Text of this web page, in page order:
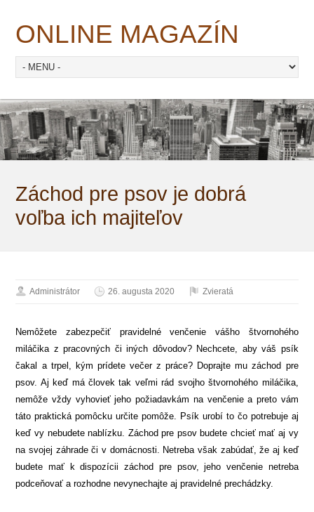
ONLINE MAGAZÍN
Záchod pre psov je dobrá
voľba ich majiteľov
Administrátor 26. augusta 2020 Zvieratá
Nemôžete zabezpečiť pravidelné venčenie vášho štvornohého
miláčika z pracovných či iných dôvodov? Nechcete, aby váš psík
čakal a trpel, kým prídete večer z práce? Doprajte mu záchod pre
psov. Aj keď má človek tak veľmi rád svojho štvornohého miláčika,
nemôže vždy vyhovieť jeho požiadavkám na venčenie a preto vám
táto praktická pomôcku určite pomôže. Psík urobí to čo potrebuje aj
keď vy nebudete nablízku. Záchod pre psov budete chcieť mať aj vy
na svojej záhrade či v domácnosti. Netreba však zabúdať, že aj keď
budete mať k dispozícii záchod pre psov, jeho venčenie netreba
podceňovať a rozhodne nevynechajte aj pravidelné prechádzky.